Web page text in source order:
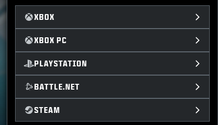
XBOX
XBOX PC
PLAYSTATION
BATTLE.NET
STEAM